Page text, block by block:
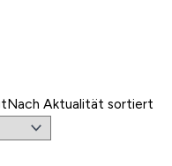
Nach Aktualität sortiert